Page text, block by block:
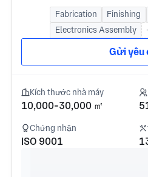
Fabrication Finishing
Electronics Assembly
Gửi yêu
Kích thước nhà máy
10,000-30,000 ㎡
Chứng nhận
ISO 9001